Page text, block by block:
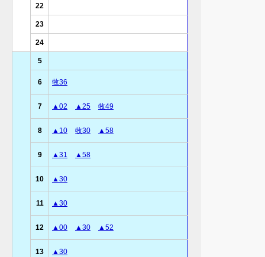
22
23
24
5
6 牧36
7 ▲02 ▲25 牧49
8 ▲10 牧30 ▲58
9 ▲31 ▲58
10 ▲30
11 ▲30
12 ▲00 ▲30 ▲52
13 ▲30